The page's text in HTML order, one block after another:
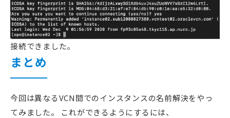
接続できました。
まとめ
今回は異なるVCN間でのインスタンスの名前解決をやっ
てみました。 これができるようにするには、